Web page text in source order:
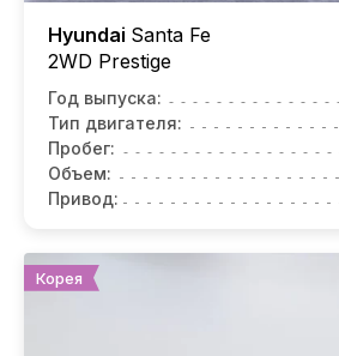
Hyundai Santa Fe
2WD Prestige
Год выпуска:
Тип двигателя:
Пробег:
Объем:
Привод:
Корея